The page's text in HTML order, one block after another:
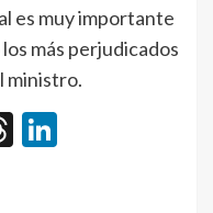
es muy importante
más perjudicados
ministro.
Threads